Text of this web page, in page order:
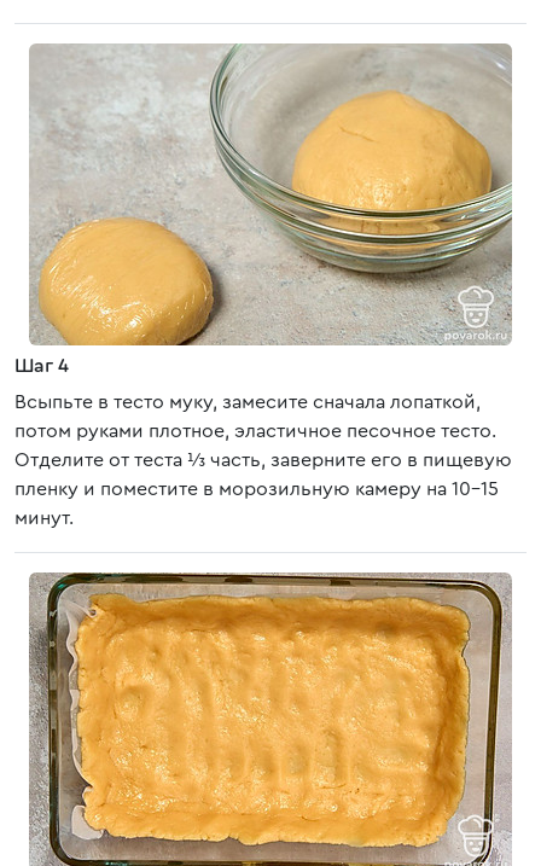
Шаг 4
Всыпьте в тесто муку, замесите сначала лопаткой,
потом руками плотное, эластичное песочное тесто.
Отделите от теста ⅓ часть, заверните его в пищевую
пленку и поместите в морозильную камеру на 10-15
минут.